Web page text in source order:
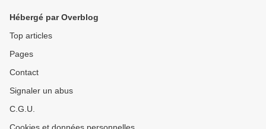
Hébergé par Overblog
Top articles
Pages
Contact
Signaler un abus
C.G.U.